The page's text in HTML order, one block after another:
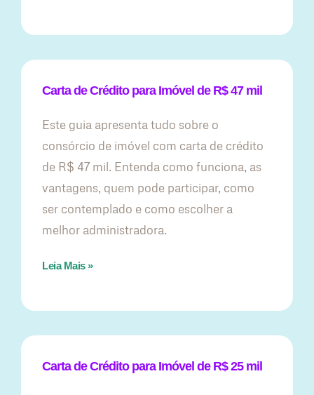
Carta de Crédito para Imóvel de R$ 47 mil
Este guia apresenta tudo sobre o
consórcio de imóvel com carta de crédito
de R$ 47 mil. Entenda como funciona, as
vantagens, quem pode participar, como
ser contemplado e como escolher a
melhor administradora.
Leia Mais »
Carta de Crédito para Imóvel de R$ 25 mil